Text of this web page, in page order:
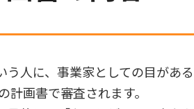
う人に、事業家としての目がある
計画書で審査されます。